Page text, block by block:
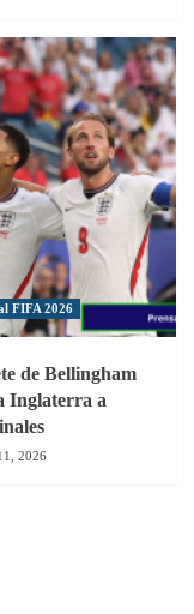
FIFA 2026
de Bellingham
Inglaterra a
2026